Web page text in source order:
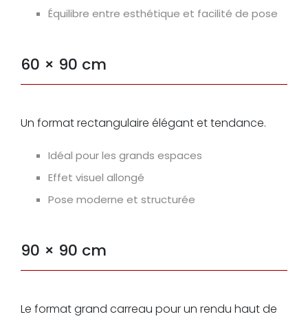
Équilibre entre esthétique et facilité de pose
60 × 90 cm
Un format rectangulaire élégant et tendance.
Idéal pour les grands espaces
Effet visuel allongé
Pose moderne et structurée
90 × 90 cm
Le format grand carreau pour un rendu haut de